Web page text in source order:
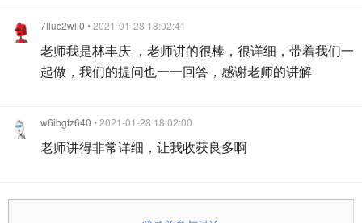
7lluc2wli0 • 2021-01-28 18:02:41
老师我是林丰庆 ，老师讲的很棒，很详细，带着我们一
起做，我们的提问也一一回答，感谢老师的讲解
w6ibgfz640 • 2021-01-28 18:02:00
老师讲得非常详细，让我收获良多啊